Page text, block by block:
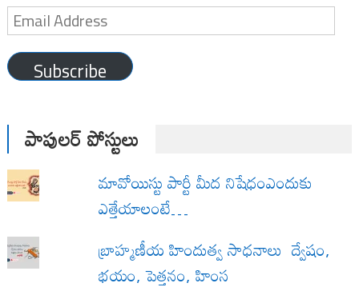
Email
Address
Subscribe
పాపులర్ పోస్టులు
మావోయిస్టు పార్టీ మీద నిషేధంఎందుకు
ఎత్తేయాలంటే…
బ్రాహ్మణీయ హిందుత్వ సాధనాలు ద్వేషం,
భయం, పెత్తనం, హింస